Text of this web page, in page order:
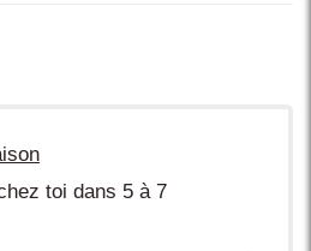
toi dans 5 à 7